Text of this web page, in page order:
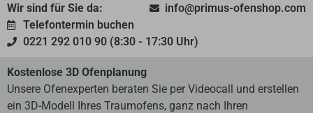
Wir sind für Sie da:
info@primus-ofenshop.com
Telefontermin buchen
0221 292 010 90 (8:30 - 17:30 Uhr)
Kostenlose 3D Ofenplanung
Unsere Ofenexperten beraten Sie per Videocall und erstellen
ein 3D-Modell Ihres Traumofens, ganz nach Ihren